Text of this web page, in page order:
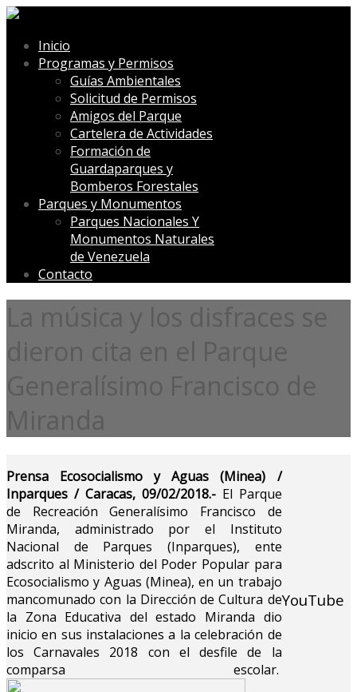
Inicio
Programas y Permisos
Guías Ambientales
Solicitud de Permisos
Amigos del Parque
Cartelera de Actividades
Formación de
Guardaparques y
Bomberos Forestales
Parques y Monumentos
Parques Nacionales Y
Monumentos Naturales
de Venezuela
Contacto
La música y los disfraces se
dieron cita en el Parque
Generalísimo Francisco de
Miranda
Prensa Ecosocialismo y Aguas (Minea) /
Inparques / Caracas, 09/02/2018.-El Parque
de Recreación Generalísimo Francisco de
Miranda, administrado por el Instituto
Nacional de Parques (Inparques), ente
adscrito al Ministerio del Poder Popular para
Ecosocialismo y Aguas (Minea), en un trabajo
mancomunado con la Dirección de Cultura de
la Zona Educativa del estado Miranda dio
inicio en sus instalaciones a la celebración de
los Carnavales 2018 con el desfile de la
comparsa escolar.
YouTube